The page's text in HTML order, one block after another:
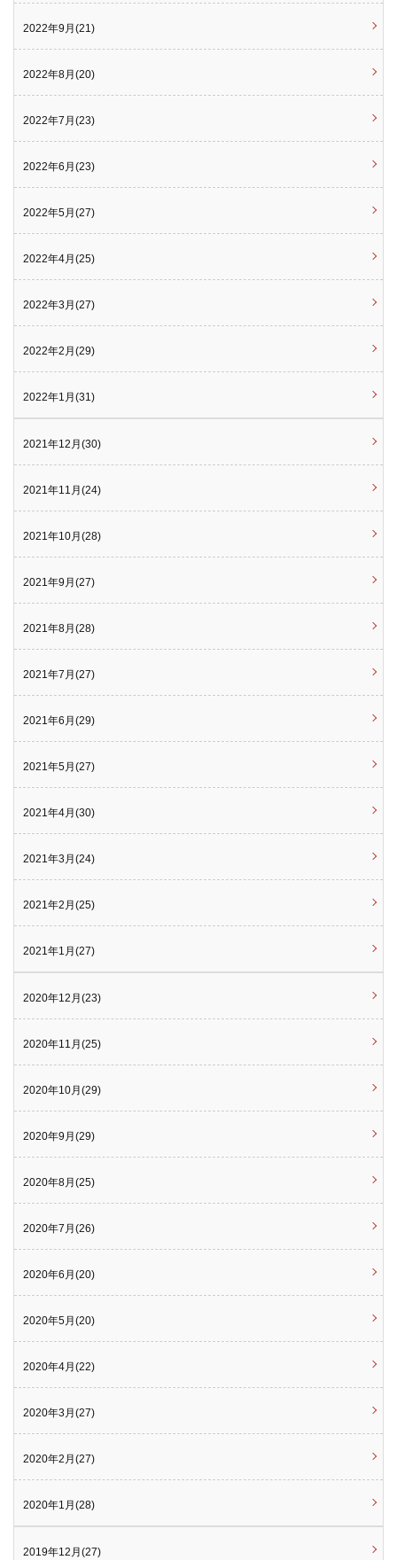
2022年9月(21)
2022年8月(20)
2022年7月(23)
2022年6月(23)
2022年5月(27)
2022年4月(25)
2022年3月(27)
2022年2月(29)
2022年1月(31)
2021年12月(30)
2021年11月(24)
2021年10月(28)
2021年9月(27)
2021年8月(28)
2021年7月(27)
2021年6月(29)
2021年5月(27)
2021年4月(30)
2021年3月(24)
2021年2月(25)
2021年1月(27)
2020年12月(23)
2020年11月(25)
2020年10月(29)
2020年9月(29)
2020年8月(25)
2020年7月(26)
2020年6月(20)
2020年5月(20)
2020年4月(22)
2020年3月(27)
2020年2月(27)
2020年1月(28)
2019年12月(27)